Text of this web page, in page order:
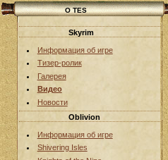
О TES
Skyrim
Информация об игре
Тизер-ролик
Галерея
Видео
Новости
Oblivion
Информация об игре
Shivering Isles